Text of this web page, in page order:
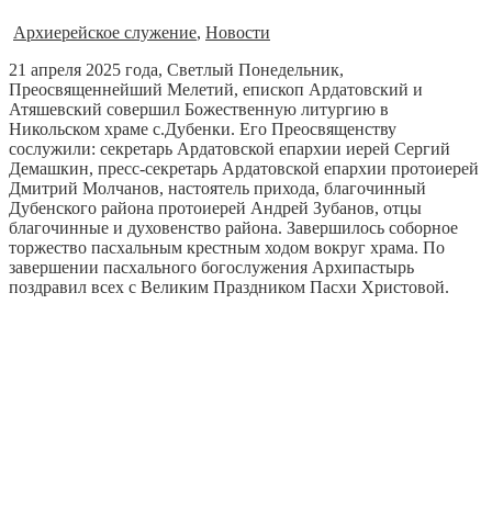
Архиерейское служение, Новости
21 апреля 2025 года, Светлый Понедельник,
Преосвященнейший Мелетий, епископ Ардатовский и
Атяшевский совершил Божественную литургию в
Никольском храме с.Дубенки. Его Преосвященству
сослужили: секретарь Ардатовской епархии иерей Сергий
Демашкин, пресс-секретарь Ардатовской епархии протоиерей
Дмитрий Молчанов, настоятель прихода, благочинный
Дубенского района протоиерей Андрей Зубанов, отцы
благочинные и духовенство района. Завершилось соборное
торжество пасхальным крестным ходом вокруг храма. По
завершении пасхального богослужения Архипастырь
поздравил всех с Великим Праздником Пасхи Христовой.